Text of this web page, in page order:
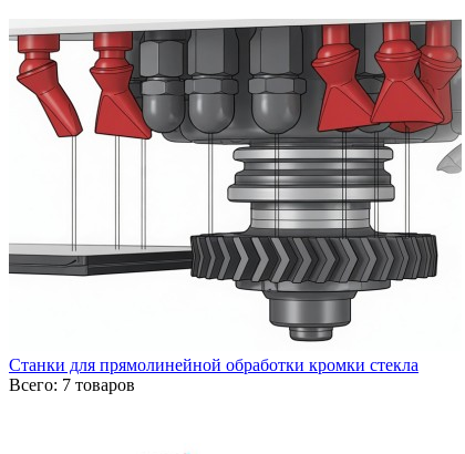
Станки для прямолинейной обработки кромки стекла
Всего: 7 товаров